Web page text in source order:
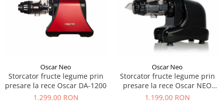
chiuvete
Accesorii chiuvete bucatarie
Gratar protectie chiuveta
Tocatoare lemn si sticla
Sisteme de scurgere si cleme
Tavita scurgere vase/legume/fructe
Rasnite de cafea
Roboti de bucatarie
Combine frigorifice
Espressoare cafea
Aparate de gatit-aragazuri
Seturi Electrocasnice
Termostate si senzori Livolo
Sonerii electrice
Construieste singur
Panouri si rame
Oscar Neo
Storcator fructe legume prin
presare la rece Oscar DA-1200
1.299,00 RON
Oscar Neo
Storcator fructe legume prin
presare la rece Oscar NEO
DA1000
1.199,00 RON